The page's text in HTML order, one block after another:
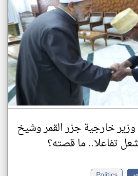
وزير خارجية جزر القمر وشيخ
تفاعلا.. ما قصته؟